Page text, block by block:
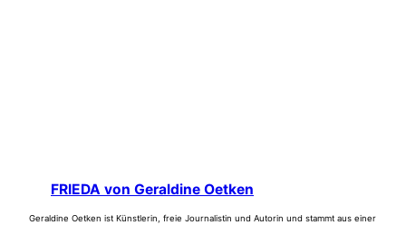
FRIEDA von Geraldine Oetken
Geraldine Oetken ist Künstlerin, freie Journalistin und Autorin und stammt aus einer